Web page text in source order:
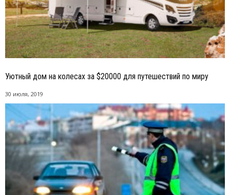
Уютный дом на колесах за $20000 для путешествий по миру
30 июля, 2019